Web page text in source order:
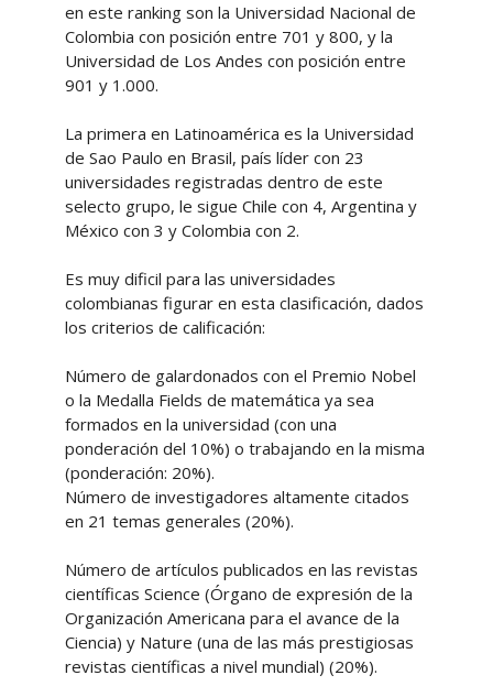
en este ranking son la Universidad Nacional de
Colombia con posición entre 701 y 800, y la
Universidad de Los Andes con posición entre
901 y 1.000.
La primera en Latinoamérica es la Universidad
de Sao Paulo en Brasil, país líder con 23
universidades registradas dentro de este
selecto grupo, le sigue Chile con 4, Argentina y
México con 3 y Colombia con 2.
Es muy dificil para las universidades
colombianas figurar en esta clasificación, dados
los criterios de calificación:
Número de galardonados con el Premio Nobel
o la Medalla Fields de matemática ya sea
formados en la universidad (con una
ponderación del 10%) o trabajando en la misma
(ponderación: 20%).
Número de investigadores altamente citados
en 21 temas generales (20%).
Número de artículos publicados en las revistas
científicas Science (Órgano de expresión de la
Organización Americana para el avance de la
Ciencia) y Nature (una de las más prestigiosas
revistas científicas a nivel mundial) (20%).